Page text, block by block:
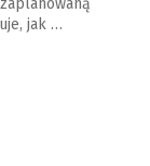
jak …